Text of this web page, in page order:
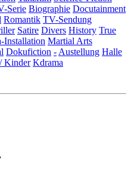
Serie Biographie Docutainment
Romantik TV-Sendung
Satire Divers History True
Installation Martial Arts
Dokufiction - Austellung Halle
Kinder Kdrama